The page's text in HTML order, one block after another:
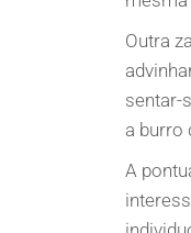
Outra
sentar-
a burro
A